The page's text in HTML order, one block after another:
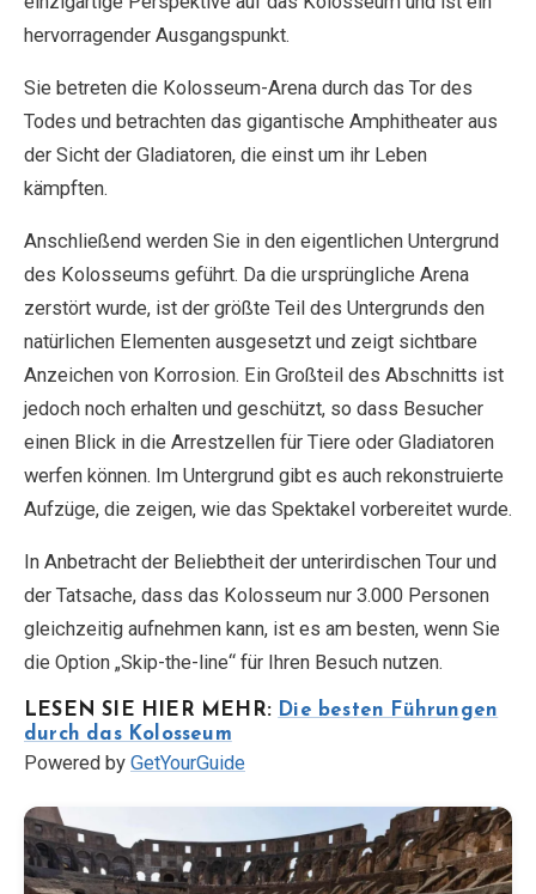
hervorragender Ausgangspunkt.
Sie betreten die Kolosseum-Arena durch das Tor des
Todes und betrachten das gigantische Amphitheater aus
der Sicht der Gladiatoren, die einst um ihr Leben
kämpften.
Anschließend werden Sie in den eigentlichen Untergrund
des Kolosseums geführt. Da die ursprüngliche Arena
zerstört wurde, ist der größte Teil des Untergrunds den
natürlichen Elementen ausgesetzt und zeigt sichtbare
Anzeichen von Korrosion. Ein Großteil des Abschnitts ist
jedoch noch erhalten und geschützt, so dass Besucher
einen Blick in die Arrestzellen für Tiere oder Gladiatoren
werfen können. Im Untergrund gibt es auch rekonstruierte
Aufzüge, die zeigen, wie das Spektakel vorbereitet wurde.
In Anbetracht der Beliebtheit der unterirdischen Tour und
der Tatsache, dass das Kolosseum nur 3.000 Personen
gleichzeitig aufnehmen kann, ist es am besten, wenn Sie
die Option „Skip-the-line“ für Ihren Besuch nutzen.
LESEN SIE HIER MEHR: Die besten Führungen
durch das Kolosseum
Powered by GetYourGuide